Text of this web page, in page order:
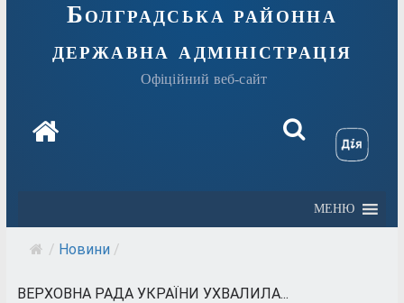
Болградська районна
державна адміністрація
Офіційний веб-сайт
МЕНЮ
/ Новини /
ВЕРХОВНА РАДА УКРАЇНИ УХВАЛИЛА...